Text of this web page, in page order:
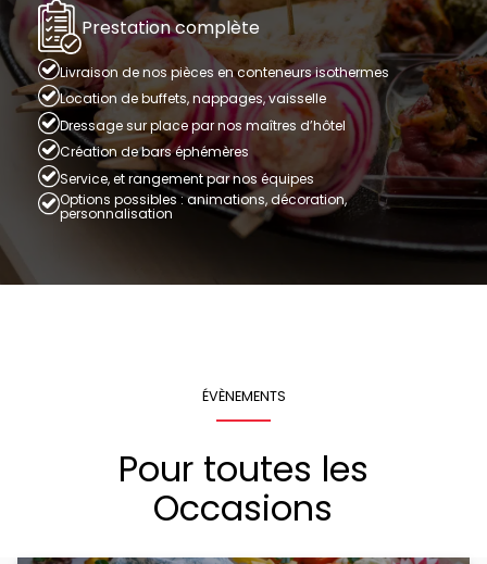
Prestation complète
Livraison de nos pièces en conteneurs isothermes
Location de buffets, nappages, vaisselle
Dressage sur place par nos maîtres d’hôtel
Création de bars éphémères
Service, et rangement par nos équipes
Options possibles : animations, décoration,
personnalisation
ÉVÈNEMENTS
Pour toutes les
Occasions